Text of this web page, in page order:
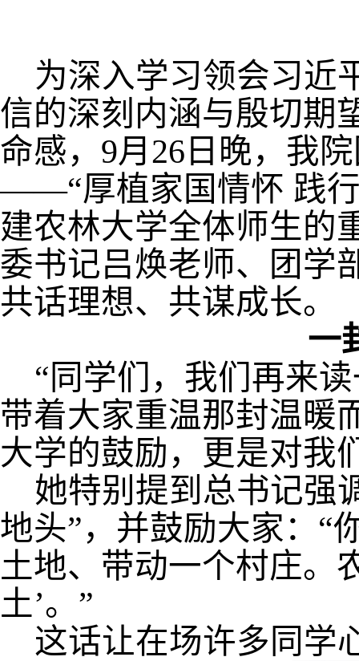
为深入学习领会习近
信的深刻内涵与殷切期
命感， 9月26日晚， 我院
——“厚植家国情怀 践行
建农林大学全体师生的
委书记吕焕老师、
团学
共话理想、共谋成长。
一
“同学们，我们再来
带着大家重温那封温暖
大学的鼓励，更是对我
她特别提到总书记强
地头”，并鼓励大家：“
土地、带动一个村庄。
土’。”
这话让在场许多同学